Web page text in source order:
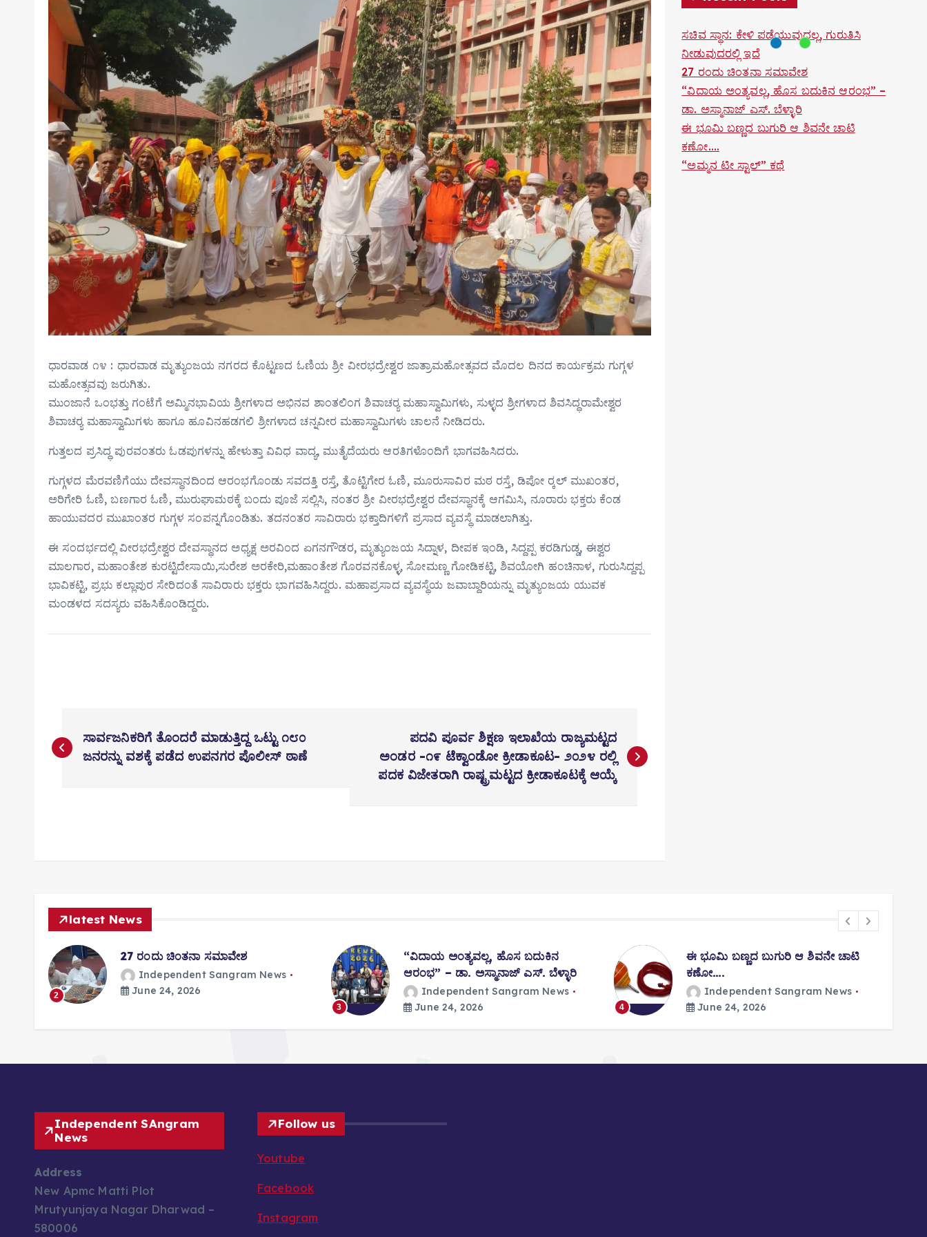
ಧಾರವಾಡ ೧೪ : ಧಾರವಾಡ ಮೃತ್ಯುಂಜಯ ನಗರದ ಕೊಟ್ಟಣದ ಓಣಿಯ ಶ್ರೀ ವೀರಭದ್ರೇಶ್ವರ ಜಾತ್ರಾಮಹೋತ್ಸವದ ಮೊದಲ ದಿನದ ಕಾರ್ಯಕ್ರಮ ಗುಗ್ಗಳ
ಮಹೋತ್ಸವವು ಜರುಗಿತು.
ಮುಂಜಾನೆ ಒಂಭತ್ತು ಗಂಟೆಗೆ ಅಮ್ಮಿನಭಾವಿಯ ಶ್ರೀಗಳಾದ ಅಭಿನವ ಶಾಂತಲಿಂಗ ಶಿವಾಚರ‍್ಯ ಮಹಾಸ್ವಾಮಿಗಳು, ಸುಳ್ಳದ ಶ್ರೀಗಳಾದ ಶಿವಸಿದ್ಧರಾಮೇಶ್ವರ
ಶಿವಾಚರ‍್ಯ ಮಹಾಸ್ವಾಮಿಗಳು ಹಾಗೂ ಹೂವಿನಹಡಗಲಿ ಶ್ರೀಗಳಾದ ಚನ್ನವೀರ ಮಹಾಸ್ವಾಮಿಗಳು ಚಾಲನೆ ನೀಡಿದರು.
ಗುತ್ತಲದ ಪ್ರಸಿದ್ಧ ಪುರವಂತರು ಓಡಪುಗಳನ್ನು ಹೇಳುತ್ತಾ ವಿವಿಧ ವಾದ್ಯ, ಮುತೈದೆಯರು ಆರತಿಗಳೊಂದಿಗೆ ಭಾಗವಹಿಸಿದರು.
ಗುಗ್ಗಳದ ಮೆರವಣಿಗೆಯು ದೇವಸ್ಥಾನದಿಂದ ಆರಂಭಗೊಂಡು ಸವದತ್ತಿ ರಸ್ತೆ, ತೊಟ್ಟಿಗೇರ ಓಣಿ, ಮೂರುಸಾವಿರ ಮಠ ರಸ್ತೆ, ಡಿಪೋ ರ‍್ಕಲ್ ಮುಖಂತರ,
ಅರಿಗೇರಿ ಓಣಿ, ಬಣಗಾರ ಓಣಿ, ಮುರುಘಾಮಠಕ್ಕೆ ಬಂದು ಪೂಜೆ ಸಲ್ಲಿಸಿ, ನಂತರ ಶ್ರೀ ವೀರಭದ್ರೇಶ್ವರ ದೇವಸ್ಥಾನಕ್ಕೆ ಆಗಮಿಸಿ, ನೂರಾರು ಭಕ್ತರು ಕೆಂಡ
ಹಾಯುವದರ ಮುಖಾಂತರ ಗುಗ್ಗಳ ಸಂಪನ್ನಗೊಂಡಿತು. ತದನಂತರ ಸಾವಿರಾರು ಭಕ್ತಾದಿಗಳಿಗೆ ಪ್ರಸಾದ ವ್ಯವಸ್ಥೆ ಮಾಡಲಾಗಿತ್ತು.
ಈ ಸಂದರ್ಭದಲ್ಲಿ ವೀರಭದ್ರೇಶ್ವರ ದೇವಸ್ಥಾನದ ಅಧ್ಯಕ್ಷ ಅರವಿಂದ ಏಗನಗೌಡರ, ಮೃತ್ಯುಂಜಯ ಸಿದ್ನಾಳ, ದೀಪಕ ಇಂಡಿ, ಸಿದ್ದಪ್ಪ ಕರಡಿಗುಡ್ಡ, ಈಶ್ವರ
ಮಾಲಗಾರ, ಮಹಾಂತೇಶ ಕುರಟ್ಟಿದೇಸಾಯಿ,ಸುರೇಶ ಅರಕೇರಿ,ಮಹಾಂತೇಶ ಗೊರವನಕೊಳ್ಳ, ಸೋಮಣ್ಣ ಗೋಡಿಕಟ್ಟಿ, ಶಿವಯೋಗಿ ಹಂಚಿನಾಳ, ಗುರುಸಿದ್ದಪ್ಪ
ಭಾವಿಕಟ್ಟಿ, ಪ್ರಭು ಕಲ್ಲಾಪುರ ಸೇರಿದಂತೆ ಸಾವಿರಾರು ಭಕ್ತರು ಭಾಗವಹಿಸಿದ್ದರು. ಮಹಾಪ್ರಸಾದ ವ್ಯವಸ್ಥೆಯ ಜವಾಬ್ದಾರಿಯನ್ನು ಮೃತ್ಯುಂಜಯ ಯುವಕ
ಮಂಡಳದ ಸದಸ್ಯರು ವಹಿಸಿಕೊಂಡಿದ್ದರು.
o
s
t
i
o
n
ಸಾರ್ವಜನಿಕರಿಗೆ ತೊಂದರೆ ಮಾಡುತ್ತಿದ್ದ ಒಟ್ಟು ೧೮೦
ಜನರನ್ನು ವಶಕ್ಕೆ ಪಡೆದ ಉಪನಗರ ಪೊಲೀಸ್ ಠಾಣೆ
ಪದವಿ ಪೂರ್ವ ಶಿಕ್ಷಣ ಇಲಾಖೆಯ ರಾಜ್ಯಮಟ್ಟದ
ಅಂಡರ -೧೯ ಟೆಕ್ವಾಂಡೋ ಕ್ರೀಡಾಕೂಟ- ೨೦೨೪ ರಲ್ಲಿ
ಪದಕ ವಿಜೇತರಾಗಿ ರಾಷ್ಟ್ರಮಟ್ಟದ ಕ್ರೀಡಾಕೂಟಕ್ಕೆ ಆಯ್ಕೆ
ಸಚಿವ ಸ್ಥಾನ: ಕೇಳಿ ಪಡೆಯುವುದಲ್ಲ, ಗುರುತಿಸಿ
ನೀಡುವುದರಲ್ಲಿ ಇದೆ
27 ರಂದು ಚಿಂತನಾ ಸಮಾವೇಶ
“ವಿದಾಯ ಅಂತ್ಯವಲ್ಲ, ಹೊಸ ಬದುಕಿನ ಆರಂಭ” –
ಡಾ. ಅಸ್ಮಾನಾಜ್ ಎಸ್. ಬೆಳ್ಳಾರಿ
ಈ ಭೂಮಿ ಬಣ್ಣದ ಬುಗುರಿ ಆ ಶಿವನೇ ಚಾಟಿ
ಕಣೋ….
“ಅಮ್ಮನ ಟೀ ಸ್ಟಾಲ್” ಕಥೆ
latest News
2
27 ರಂದು ಚಿಂತನಾ ಸಮಾವೇಶ
Independent Sangram News
June 24, 2026
3
“ವಿದಾಯ ಅಂತ್ಯವಲ್ಲ, ಹೊಸ ಬದುಕಿನ
ಆರಂಭ” – ಡಾ. ಅಸ್ಮಾನಾಜ್ ಎಸ್. ಬೆಳ್ಳಾರಿ
Independent Sangram News
June 24, 2026
4
ಈ ಭೂಮಿ ಬಣ್ಣದ ಬುಗುರಿ ಆ ಶಿವನೇ ಚಾಟಿ
ಕಣೋ….
Independent Sangram News
June 24, 2026
Independent SAngram
News
Address
New Apmc Matti Plot
Mrutyunjaya Nagar Dharwad –
580006
Follow us
Youtube
Facebook
Instagram